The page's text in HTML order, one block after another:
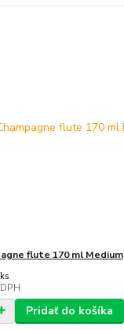
flute 170 ml Medium
ks
Pridať do košíka